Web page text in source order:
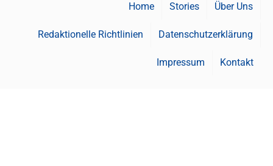
Home Stories Über Uns
Redaktionelle Richtlinien Datenschutzerklärung
Impressum Kontakt